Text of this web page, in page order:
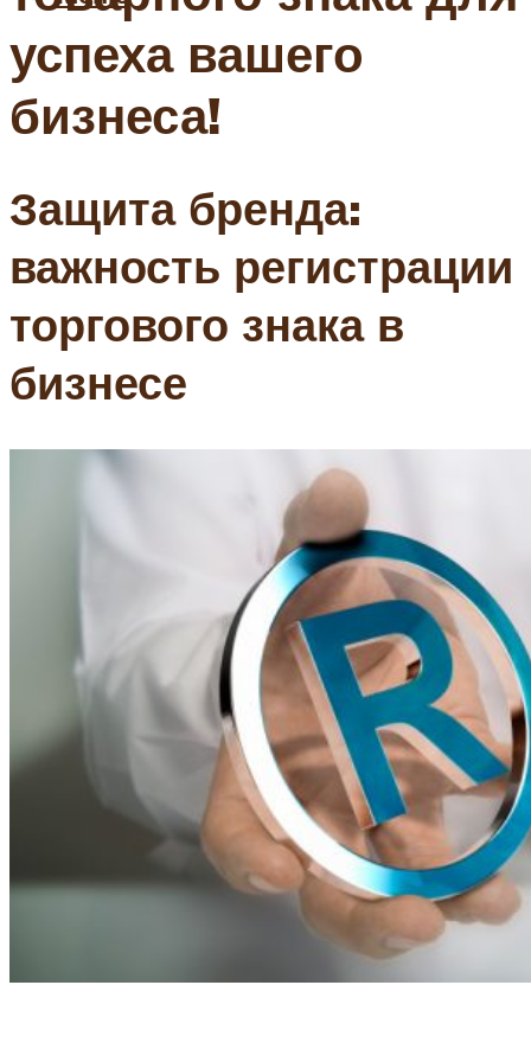
успеха вашего
бизнеса!
Защита бренда:
важность регистрации
торгового знака в
бизнесе